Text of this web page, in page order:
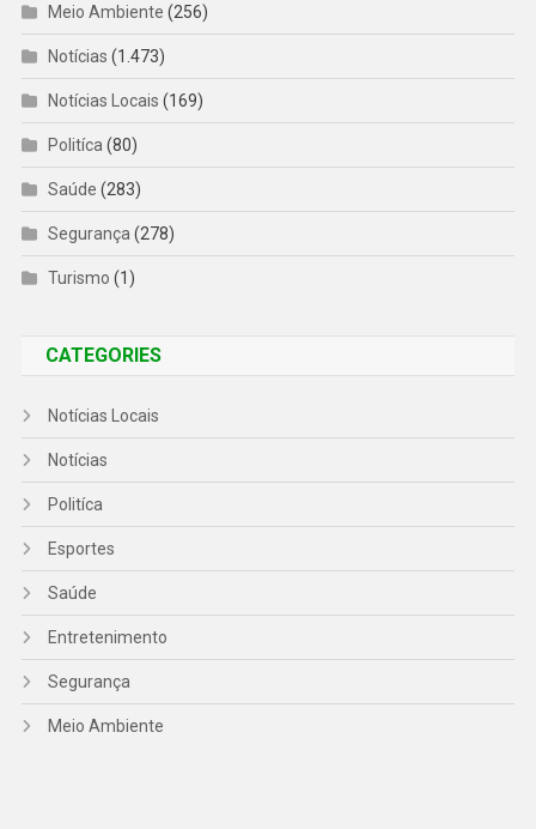
Meio Ambiente (256)
Notícias (1.473)
Notícias Locais (169)
Politíca(80)
Saúde (283)
Segurança(278)
Turismo (1)
CATEGORIES
Notícias Locais
Notícias
Politíca
Esportes
Saúde
Entretenimento
Segurança
Meio Ambiente